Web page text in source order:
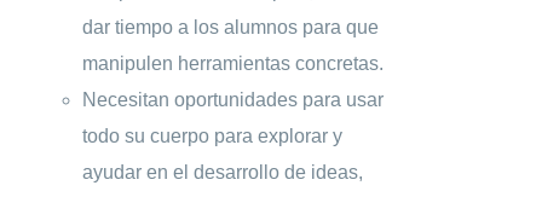
dar tiempo a los alumnos para que
manipulen herramientas concretas.
Necesitan oportunidades para usar
todo su cuerpo para explorar y
ayudar en el desarrollo de ideas,